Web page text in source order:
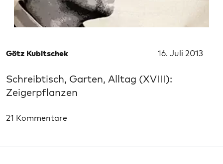
Götz Kubitschek 16. Juli 2013
Schreibtisch, Garten, Alltag (XVIII):
Zeigerpflanzen
21 Kommentare